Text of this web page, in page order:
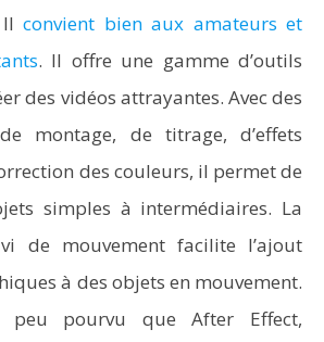
Ilconvient bien aux amateurs et
. Il offre une gamme d’outils
des vidéos attrayantes. Avec des
montage, de titrage, d’effets
des couleurs, il permet de
simples à intermédiaires. La
de mouvement facilite l’ajout
à des objets en mouvement.
peu pourvu que After Effect,